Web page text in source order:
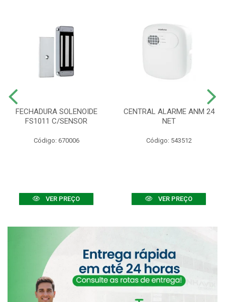
FECHADURA SOLENOIDE
FS1011 C/SENSOR
Código: 670006
VER PREÇO
CENTRAL ALARME ANM 24
NET
Código: 543512
VER PREÇO